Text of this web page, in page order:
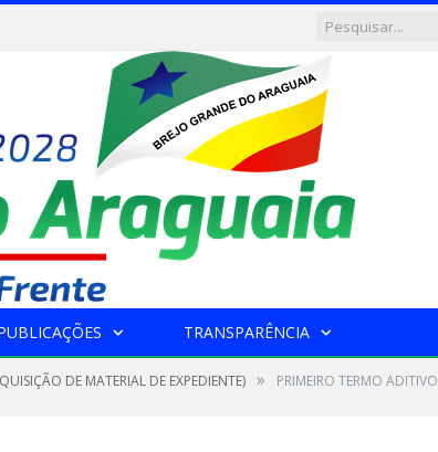
TRANSPARÊNCIA
DE MATERIAL DE EXPEDIENTE) » PRIMEIRO TERMO ADITIVO